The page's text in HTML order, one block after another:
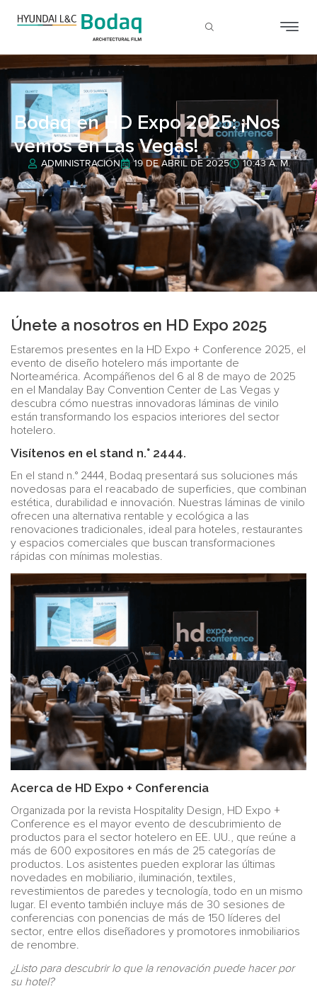
Bodaq en HD Expo 2025: ¡Nos
vemos en Las Vegas!
ADMINISTRACIÓN 19 DE ABRIL DE 2025 10:43 A. M.
Únete a nosotros en HD Expo 2025
Estaremos presentes en la HD Expo + Conference 2025, el
evento de diseño hotelero más importante de
Norteamérica. Acompáñenos del 6 al 8 de mayo de 2025
en el Mandalay Bay Convention Center de Las Vegas y
descubra cómo nuestras innovadoras láminas de vinilo
están transformando los espacios interiores del sector
hotelero.
Visítenos en el stand n.° 2444.
En el stand n.° 2444, Bodaq presentará sus soluciones más
novedosas para el reacabado de superficies, que combinan
estética, durabilidad e innovación. Nuestras láminas de vinilo
ofrecen una alternativa rentable y ecológica a las
renovaciones tradicionales, ideal para hoteles, restaurantes
y espacios comerciales que buscan transformaciones
rápidas con mínimas molestias.
Acerca de HD Expo + Conferencia
Organizada por la revista Hospitality Design, HD Expo +
Conference es el mayor evento de descubrimiento de
productos para el sector hotelero en EE. UU., que reúne a
más de 600 expositores en más de 25 categorías de
productos. Los asistentes pueden explorar las últimas
novedades en mobiliario, iluminación, textiles,
revestimientos de paredes y tecnología, todo en un mismo
lugar. El evento también incluye más de 30 sesiones de
conferencias con ponencias de más de 150 líderes del
sector, entre ellos diseñadores y promotores inmobiliarios
de renombre.
¿Listo para descubrir lo que la renovación puede hacer por
su hotel?